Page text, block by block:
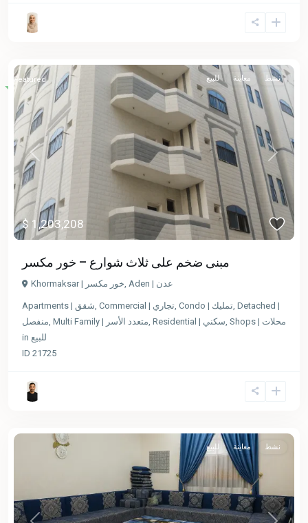
Previous Next
$ 1,203,208
للبيع معاينة نشط Featured
مبنى ضخم على ثلاث شوارع – خور مكسر
Khormaksar | خور مكسر Aden | عدن
Apartments | شقق Commercial | تجاري Condo | تمليك Detached |
منفصل
Multi Family | متعدد الأسر Residential | سكني
Shops | محلات
in للبيع
ID 21725
للبيع معاينة نشط